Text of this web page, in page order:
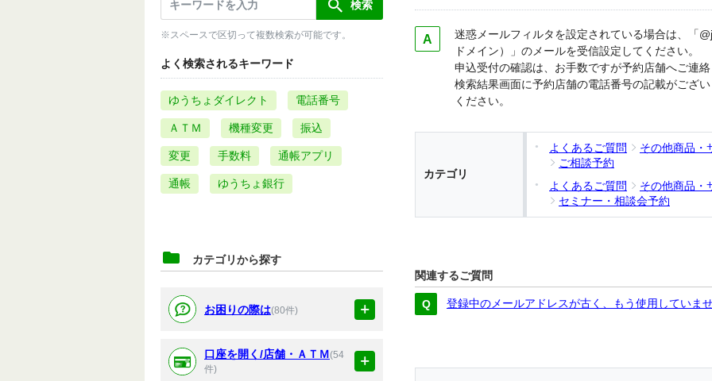
※スペースで区切って複数検索が可能です。
よく検索されるキーワード
ゆうちょダイレクト 電話番号
ＡＴＭ 機種変更 振込
変更 手数料 通帳アプリ
通帳 ゆうちょ銀行
カテゴリから探す
お困りの際は(80件)
口座を開く/店舗・ＡＴＭ(54
件)
迷惑メールフィルタを設定されている場合は、「
ドメイン）」のメールを受信設定してください。
申込受付の確認は、お手数ですが予約店舗へご連
検索結果画面に予約店舗の電話番号の記載がござ
ください。
カテゴリ
よくあるご質問
その他商品・
ご相談予約
よくあるご質問
その他商品・
セミナー・相談会予約
関連するご質問
登録中のメールアドレスが古く、もう使用していま